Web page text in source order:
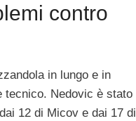
contro
in lungo e in
tecnico. Nedovic è stato
12 di Micov e dai 17 di